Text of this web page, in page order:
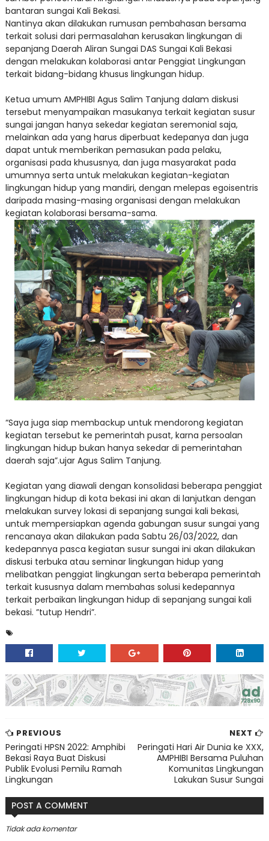
bantaran sungai Kali Bekasi.
Nantinya akan dilakukan rumusan pembahasan bersama
terkait solusi dari permasalahan kerusakan lingkungan di
sepanjang Daerah Aliran Sungai DAS Sungai Kali Bekasi
dengan melakukan kolaborasi antar Penggiat Lingkungan
terkait bidang-bidang khusus lingkungan hidup.
Ketua umum AMPHIBI Agus Salim Tanjung dalam diskusi
tersebut menyampaikan masukanya terkait kegiatan susur
sungai jangan hanya sekedar kegiatan seremonial saja,
melainkan ada yang harus diperbuat kedepanya dan juga
dapat untuk memberikan pemasukan pada pelaku,
organisasi pada khususnya, dan juga masyarakat pada
umumnya serta untuk melakukan kegiatan-kegiatan
lingkungan hidup yang mandiri, dengan melepas egoisentris
daripada masing-masing organisasi dengan melakukan
kegiatan kolaborasi bersama-sama.
“Saya juga siap membackup untuk mendorong kegiatan
kegiatan tersebut ke pemerintah pusat, karna persoalan
lingkungan hidup bukan hanya sekedar di pemerintahan
daerah saja”.ujar Agus Salim Tanjung.
Kegiatan yang diawali dengan konsolidasi beberapa penggiat
lingkungan hidup di kota bekasi ini akan di lanjutkan dengan
melakukan survey lokasi di sepanjang sungai kali bekasi,
untuk mempersiapkan agenda gabungan susur sungai yang
rencanaya akan dilakukan pada Sabtu 26/03/2022, dan
kedepannya pasca kegiatan susur sungai ini akan dilakukan
diskusi terbuka atau seminar lingkungan hidup yang
melibatkan penggiat lingkungan serta beberapa pemerintah
terkait kususnya dalam membahas solusi kedepannya
terkait perbaikan lingkungan hidup di sepanjang sungai kali
bekasi. ”tutup Hendri”.
NEXT
Peringati Hari Air Dunia ke XXX,
AMPHIBI Bersama Puluhan
Komunitas Lingkungan
Lakukan Susur Sungai
PREVIOUS
Peringati HPSN 2022: Amphibi
Bekasi Raya Buat Diskusi
Publik Evolusi Pemilu Ramah
Lingkungan
POST A COMMENT
Tidak ada komentar